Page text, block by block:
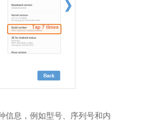
信息，例如型号、序列号和内